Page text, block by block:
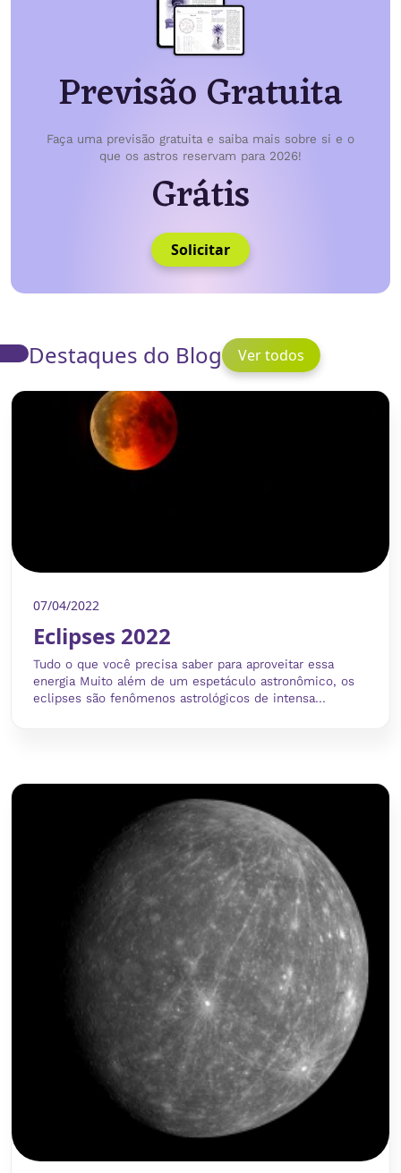
Previsão Gratuita
Faça uma previsão gratuita e saiba mais sobre si e o
que os astros reservam para 2026!
Grátis
Solicitar
Destaques do Blog Ver todos
07/04/2022
Eclipses 2022
Tudo o que você precisa saber para aproveitar essa
energia Muito além de um espetáculo astronômico, os
eclipses são fenômenos astrológicos de intensa...